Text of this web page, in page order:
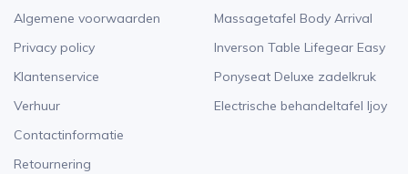
Algemene voorwaarden
Privacy policy
Klantenservice
Verhuur
Contactinformatie
Retournering
Massagetafel Body Arrival
Inverson Table Lifegear Easy
Ponyseat Deluxe zadelkruk
Electrische behandeltafel Ijoy